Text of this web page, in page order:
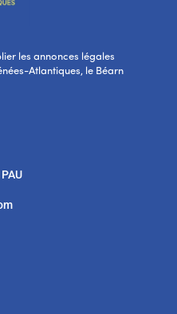
les annonces légales
Atlantiques, le Béarn